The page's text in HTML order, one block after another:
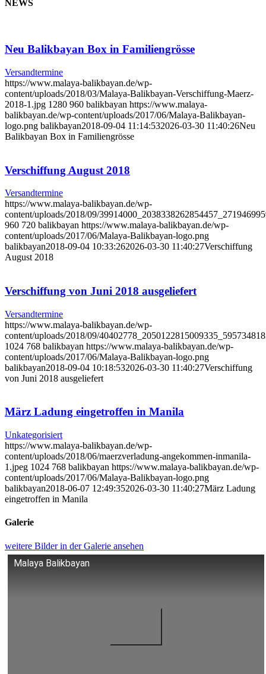
NEWS
Neu Balikbayan Box in Familiengrösse
Versandtermine
https://www.malaya-balikbayan.de/wp-
content/uploads/2018/03/Malaya-Balikbayan-Verschiffung-Maerz-
2018-1.jpg 1280 960 balikbayan https://www.malaya-
balikbayan.de/wp-content/uploads/2017/06/Malaya-Balikbayan-
logo.png balikbayan2018-09-04 11:14:532026-03-30 11:40:26Neu
Balikbayan Box in Familiengrösse
Verschiffung August 2018
Versandtermine
https://www.malaya-balikbayan.de/wp-
content/uploads/2018/09/
960 720 balikbayan https://www.malaya-balikbayan.de/wp-
content/uploads/2017/06/Malaya-Balikbayan-logo.png
balikbayan2018-09-04 10:33:262026-03-30 11:40:27Verschiffung
August 2018
Verschiffung von Juni 2018 ausgeliefert
Versandtermine
https://www.malaya-balikbayan.de/wp-
content/uploads/2018/09/
1024 768 balikbayan https://www.malaya-balikbayan.de/wp-
content/uploads/2017/06/Malaya-Balikbayan-logo.png
balikbayan2018-09-04 10:18:532026-03-30 11:40:27Verschiffung
von Juni 2018 ausgeliefert
März Ladung eingetroffen in Manila
Unkategorisiert
https://www.malaya-balikbayan.de/wp-
content/uploads/2018/06/maerzverladung-angekommen-inmanila-
1.jpeg 1024 768 balikbayan https://www.malaya-balikbayan.de/wp-
content/uploads/2017/06/Malaya-Balikbayan-logo.png
balikbayan2018-06-07 12:49:352026-03-30 11:40:27März Ladung
eingetroffen in Manila
Galerie
weitere Bilder in der Galerie ansehen
Malaya Balikbayan